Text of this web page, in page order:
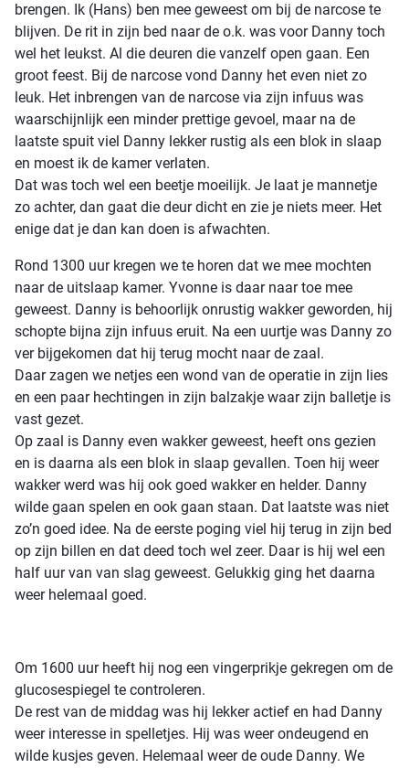
brengen. Ik (Hans) ben mee geweest om bij de narcose te
blijven. De rit in zijn bed naar de o.k. was voor Danny toch
wel het leukst. Al die deuren die vanzelf open gaan. Een
groot feest. Bij de narcose vond Danny het even niet zo
leuk. Het inbrengen van de narcose via zijn infuus was
waarschijnlijk een minder prettige gevoel, maar na de
laatste spuit viel Danny lekker rustig als een blok in slaap
en moest ik de kamer verlaten.
Dat was toch wel een beetje moeilijk. Je laat je mannetje
zo achter, dan gaat die deur dicht en zie je niets meer. Het
enige dat je dan kan doen is afwachten.
Rond 1300 uur kregen we te horen dat we mee mochten
naar de uitslaap kamer. Yvonne is daar naar toe mee
geweest. Danny is behoorlijk onrustig wakker geworden, hij
schopte bijna zijn infuus eruit. Na een uurtje was Danny zo
ver bijgekomen dat hij terug mocht naar de zaal.
Daar zagen we netjes een wond van de operatie in zijn lies
en een paar hechtingen in zijn balzakje waar zijn balletje is
vast gezet.
Op zaal is Danny even wakker geweest, heeft ons gezien
en is daarna als een blok in slaap gevallen. Toen hij weer
wakker werd was hij ook goed wakker en helder. Danny
wilde gaan spelen en ook gaan staan. Dat laatste was niet
zo’n goed idee. Na de eerste poging viel hij terug in zijn bed
op zijn billen en dat deed toch wel zeer. Daar is hij wel een
half uur van van slag geweest. Gelukkig ging het daarna
weer helemaal goed.
Om 1600 uur heeft hij nog een vingerprikje gekregen om de
glucosespiegel te controleren.
De rest van de middag was hij lekker actief en had Danny
weer interesse in spelletjes. Hij was weer ondeugend en
wilde kusjes geven. Helemaal weer de oude Danny. We